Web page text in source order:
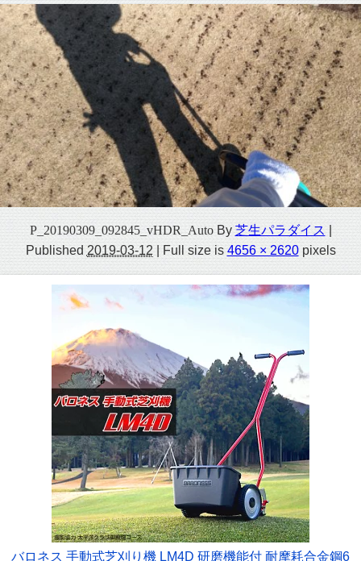
P_20190309_092845_vHDR_Auto By 芝生パラダイス
Published 2019-03-12 |Full size is4656 × 2620pixels
バロネス 手動式芝刈り機 LM4D 研磨機能付 耐摩耗合金鋼6